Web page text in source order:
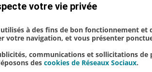
votre vie privée
à des fins de bon fonctionnement et
votre navigation, et vous présenter
communications et sollicitations
des cookies de Réseaux Sociaux.